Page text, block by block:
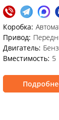
Коробка:
Привод:
Двигатель:
Вместимость: 5